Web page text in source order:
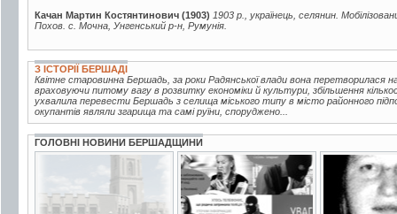
Качан Мартин Костянтинович (1903) 1903 р., українець, селянин.
Похов. с. Мочна, Унгенський р-н, Румунія.
З ІСТОРІЇ БЕРШАДІ
Квітне старовинна Бершадь, за роки Радянської влади вона перетворилася
враховуючи питому вагу в розвитку економіки й культури, збільшення
ухвалила перевести Бершадь з селища міського типу в місто районного
окупантів являли згарища та самі руїни, споруджено...
ГОЛОВНІ НОВИНИ БЕРШАДЩИНИ